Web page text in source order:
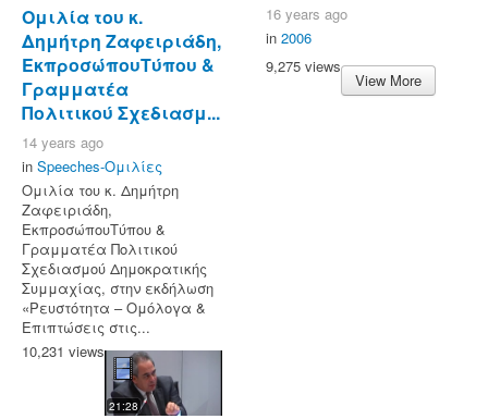
Ομιλία του κ.
Δημήτρη Ζαφειριάδη,
ΕκπροσώπουΤύπου &
Γραμματέα
Πολιτικού Σχεδιασμ...
14 years ago
in Speeches-Ομιλίες
Ομιλία του κ. Δημήτρη
Ζαφειριάδη,
ΕκπροσώπουΤύπου &
Γραμματέα Πολιτικού
Σχεδιασμού Δημοκρατικής
Συμμαχίας, στην εκδήλωση
«Ρευστότητα – Ομόλογα &
Επιπτώσεις στις...
10,231 views
21:28
16 years ago
in 2006
9,275 views
View More